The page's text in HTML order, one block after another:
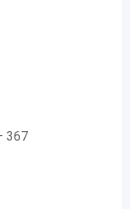
367